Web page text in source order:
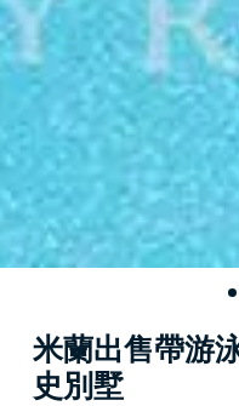
米蘭出售帶游
史別墅